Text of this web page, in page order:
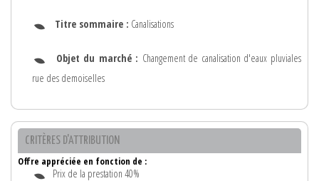
Titre sommaire : Canalisations
Objet du marché : Changement de canalisation d'eaux pluviales
rue des demoiselles
CRITÈRES D'ATTRIBUTION
Offre appréciée en fonction de :
Prix de la prestation 40%